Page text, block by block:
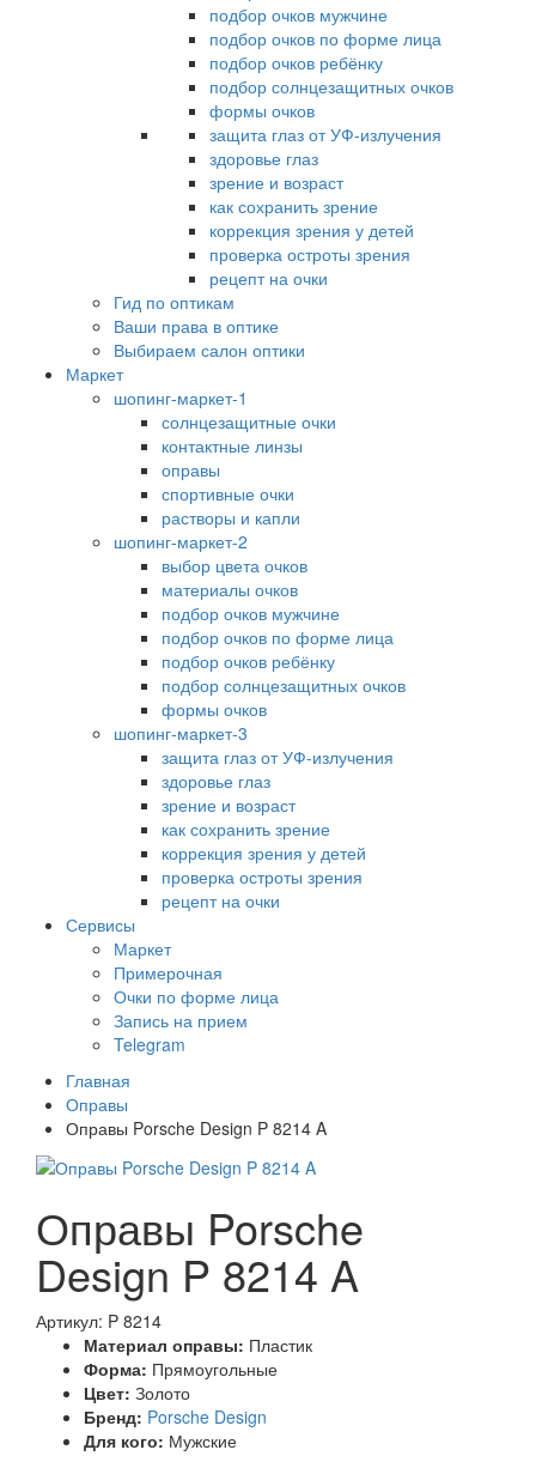
подбор очков мужчине
подбор очков по форме лица
подбор очков ребёнку
подбор солнцезащитных очков
формы очков
защита глаз от УФ-излучения
здоровье глаз
зрение и возраст
как сохранить зрение
коррекция зрения у детей
проверка остроты зрения
рецепт на очки
Гид по оптикам
Ваши права в оптике
Выбираем салон оптики
Маркет
шопинг-маркет-1
солнцезащитные очки
контактные линзы
оправы
спортивные очки
растворы и капли
шопинг-маркет-2
выбор цвета очков
материалы очков
подбор очков мужчине
подбор очков по форме лица
подбор очков ребёнку
подбор солнцезащитных очков
формы очков
шопинг-маркет-3
защита глаз от УФ-излучения
здоровье глаз
зрение и возраст
как сохранить зрение
коррекция зрения у детей
проверка остроты зрения
рецепт на очки
Сервисы
Маркет
Примерочная
Очки по форме лица
Запись на прием
Telegram
Главная
Оправы
Оправы Porsche Design P 8214 A
Оправы Porsche
Design P 8214 A
Артикул: P 8214
Материал оправы: Пластик
Форма: Прямоугольные
Цвет: Золото
Бренд: Porsche Design
Для кого: Мужские